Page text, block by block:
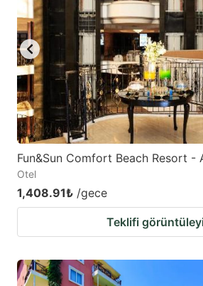
Fun&Sun Comfort Beach Resort -
Otel
1,408.91₺ /gece
Teklifi